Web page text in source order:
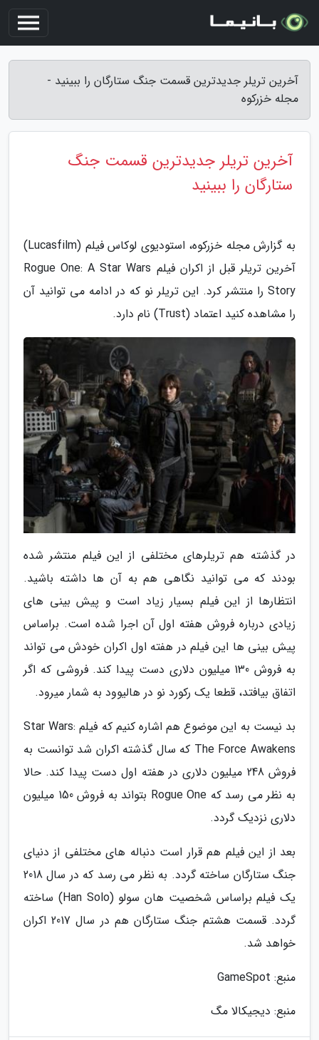
آخرین تریلر جدیدترین قسمت جنگ ستارگان را ببینید -
مجله خزرکوه
آخرین تریلر جدیدترین قسمت جنگ
ستارگان را ببینید
به گزارش مجله خزرکوه، استودیوی لوکاس فیلم (Lucasfilm)
آخرین تریلر قبل از اکران فیلم Rogue One: A Star Wars
Story را منتشر کرد. این تریلر نو که در ادامه می توانید آن
را مشاهده کنید اعتماد (Trust) نام دارد.
در گذشته هم تریلرهای مختلفی از این فیلم منتشر شده
بودند که می توانید نگاهی هم به آن ها داشته باشید.
انتظارها از این فیلم بسیار زیاد است و پیش بینی های
زیادی درباره فروش هفته اول آن اجرا شده است. براساس
پیش بینی ها این فیلم در هفته اول اکران خودش می تواند
به فروش 130 میلیون دلاری دست پیدا کند. فروشی که اگر
اتفاق بیافتد، قطعا یک رکورد نو در هالیوود به شمار میرود.
بد نیست به این موضوع هم اشاره کنیم که فیلم Star Wars:
The Force Awakens که سال گذشته اکران شد توانست به
فروش 248 میلیون دلاری در هفته اول دست پیدا کند. حالا
به نظر می رسد که Rogue One بتواند به فروش 150 میلیون
دلاری نزدیک گردد.
بعد از این فیلم هم قرار است دنباله های مختلفی از دنیای
جنگ ستارگان ساخته گردد. به نظر می رسد که در سال 2018
یک فیلم براساس شخصیت هان سولو (Han Solo) ساخته
گردد. قسمت هشتم جنگ ستارگان هم در سال 2017 اکران
خواهد شد.
منبع: GameSpot
منبع: دیجیکالا مگ